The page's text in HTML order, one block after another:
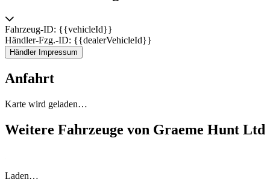
Fahrzeug-ID: {{vehicleId}}
Händler-Fzg.-ID: {{dealerVehicleId}}
Händler Impressum
Anfahrt
Karte wird geladen…
Weitere Fahrzeuge von Graeme Hunt Ltd
Laden…